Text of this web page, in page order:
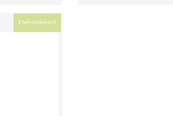
Environnement